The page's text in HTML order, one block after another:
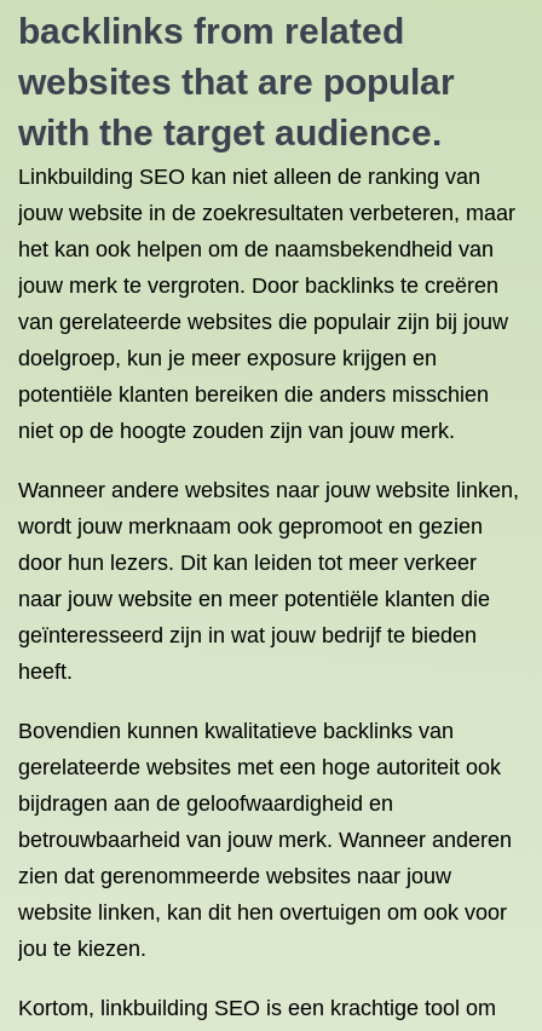
backlinks from related
websites that are popular
with the target audience.
Linkbuilding SEO kan niet alleen de ranking van
jouw website in de zoekresultaten verbeteren, maar
het kan ook helpen om de naamsbekendheid van
jouw merk te vergroten. Door backlinks te creëren
van gerelateerde websites die populair zijn bij jouw
doelgroep, kun je meer exposure krijgen en
potentiële klanten bereiken die anders misschien
niet op de hoogte zouden zijn van jouw merk.
Wanneer andere websites naar jouw website linken,
wordt jouw merknaam ook gepromoot en gezien
door hun lezers. Dit kan leiden tot meer verkeer
naar jouw website en meer potentiële klanten die
geïnteresseerd zijn in wat jouw bedrijf te bieden
heeft.
Bovendien kunnen kwalitatieve backlinks van
gerelateerde websites met een hoge autoriteit ook
bijdragen aan de geloofwaardigheid en
betrouwbaarheid van jouw merk. Wanneer anderen
zien dat gerenommeerde websites naar jouw
website linken, kan dit hen overtuigen om ook voor
jou te kiezen.
Kortom, linkbuilding SEO is een krachtige tool om